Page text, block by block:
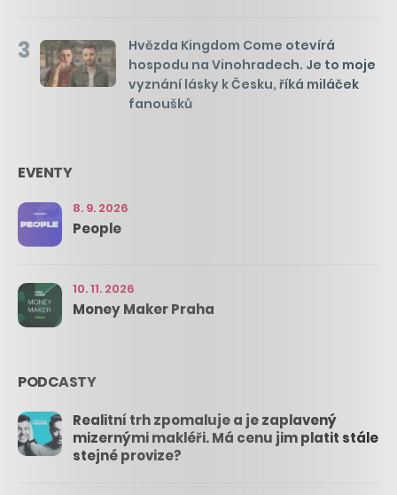
3
Hvězda Kingdom Come otevírá
hospodu na Vinohradech. Je to moje
vyznání lásky k Česku, říká miláček
fanoušků
EVENTY
8. 9. 2026
People
10. 11. 2026
Money Maker Praha
PODCASTY
Realitní trh zpomaluje a je zaplavený
mizernými makléři. Má cenu jim platit stále
stejné provize?